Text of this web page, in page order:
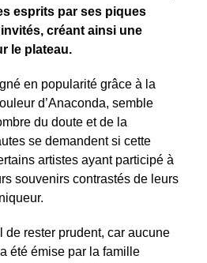
esprits par ses piques
créant ainsi une
le plateau.
en popularité grâce à la
d’Anaconda, semble
du doute et de la
se demandent si cette
artistes ayant participé à
souvenirs contrastés de leurs
rester prudent, car aucune
été émise par la famille